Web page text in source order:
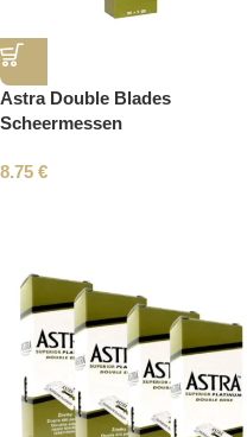
Astra Double Blades
Scheermessen
8.75 €